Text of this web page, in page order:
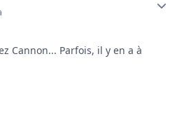
Cannon... Parfois, il y en a à